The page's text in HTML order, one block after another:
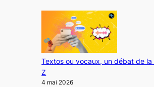
Textos ou vocaux, un débat de
Z
4 mai 2026